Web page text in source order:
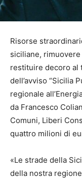
Risorse
siciliane,
restituire decoro al
dell’avviso “Sicilia
regionale
da Francesco
Comuni, Liberi
quattro milioni di
«Le strade della
della nostra